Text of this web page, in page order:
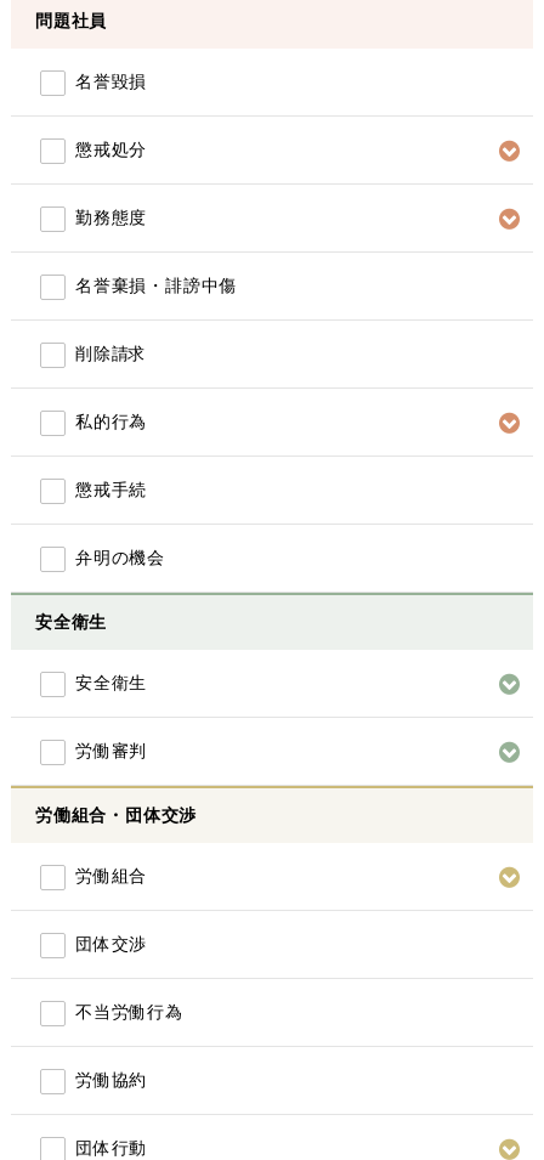
問題社員
名誉毀損
懲戒処分
勤務態度
名誉棄損・誹謗中傷
削除請求
私的行為
懲戒手続
弁明の機会
安全衛生
安全衛生
労働審判
労働組合・団体交渉
労働組合
団体交渉
不当労働行為
労働協約
団体行動